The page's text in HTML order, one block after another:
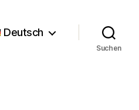
Deutsch
Suchen